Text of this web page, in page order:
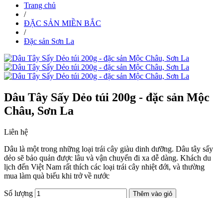
Trang chủ
/
ĐẶC SẢN MIỀN BẮC
/
Đặc sản Sơn La
Dâu Tây Sấy Dẻo túi 200g - đặc sản Mộc
Châu, Sơn La
Liên hệ
Dâu là một trong những loại trái cây giàu dinh dưỡng. Dâu tây sấy
dẻo sẽ bảo quản được lâu và vận chuyển đi xa dễ dàng. Khách du
lịch đến Việt Nam rất thích các loại trái cây nhiệt đới, và thường
mua làm quà biếu khi trở về nước
Số lượng Thêm vào giỏ